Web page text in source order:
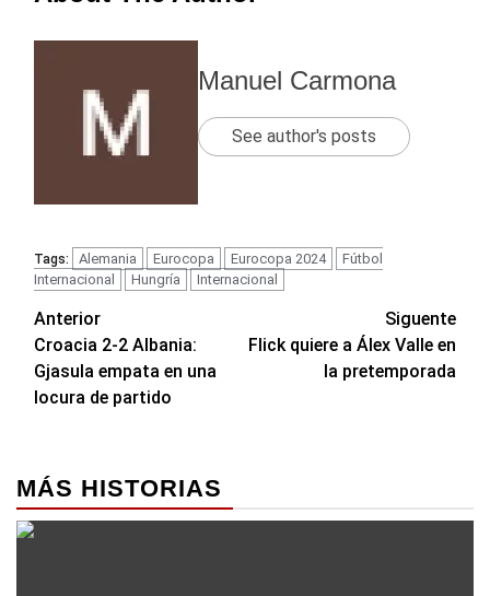
Manuel Carmona
See author's posts
Tags: Alemania Eurocopa Eurocopa 2024
Fútbol
Internacional
Hungría Internacional
Navegación
de
entradas
Anterior
Croacia 2-2 Albania:
Gjasula empata en una
locura de partido
Siguente
Flick quiere a Álex Valle en
la pretemporada
MÁS HISTORIAS